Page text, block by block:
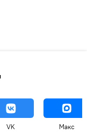
VK Макс